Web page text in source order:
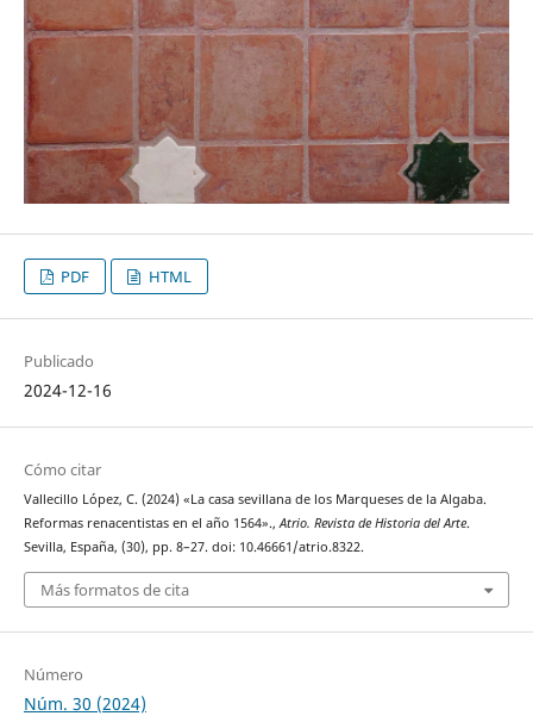
PDF HTML
Publicado
2024-12-16
Cómo citar
Vallecillo López, C. (2024) «La casa sevillana de los Marqueses de la Algaba.
Reformas renacentistas en el año 1564».,Atrio. Revista de Historia del Arte.
Sevilla, España, (30), pp. 8–27. doi: 10.46661/atrio.8322.
Más formatos de cita
Número
Núm. 30 (2024)